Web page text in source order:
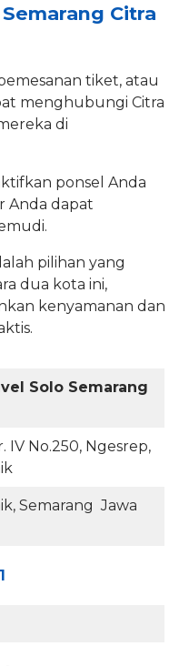
Citra
tiket, atau
menghubungi Citra
di
ponsel Anda
Anda dapat
pilihan yang
dua kota ini,
kenyamanan dan
Solo Semarang
IV No.250, Ngesrep,
Semarang Jawa